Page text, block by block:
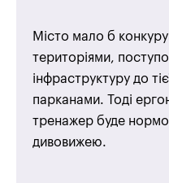
Місто мало б
територіями,
інфраструктуру до
парканами. Тоді
тренажер буде
дивовижею.